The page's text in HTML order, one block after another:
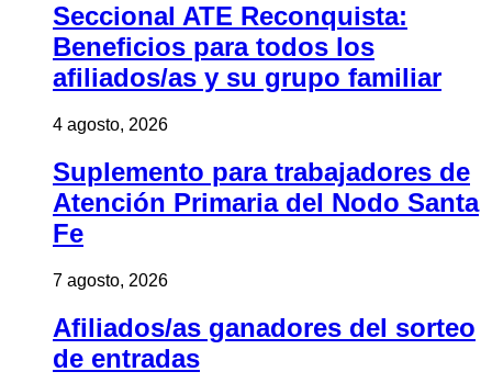
Seccional ATE Reconquista:
Beneficios para todos los
afiliados/as y su grupo familiar
4 agosto, 2026
Suplemento para trabajadores de
Atención Primaria del Nodo Santa
Fe
7 agosto, 2026
Afiliados/as ganadores del sorteo
de entradas